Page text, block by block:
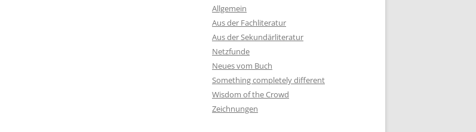
Allgemein
Aus der Fachliteratur
Aus der Sekundärliteratur
Netzfunde
Neues vom Buch
Something completely different
Wisdom of the Crowd
Zeichnungen